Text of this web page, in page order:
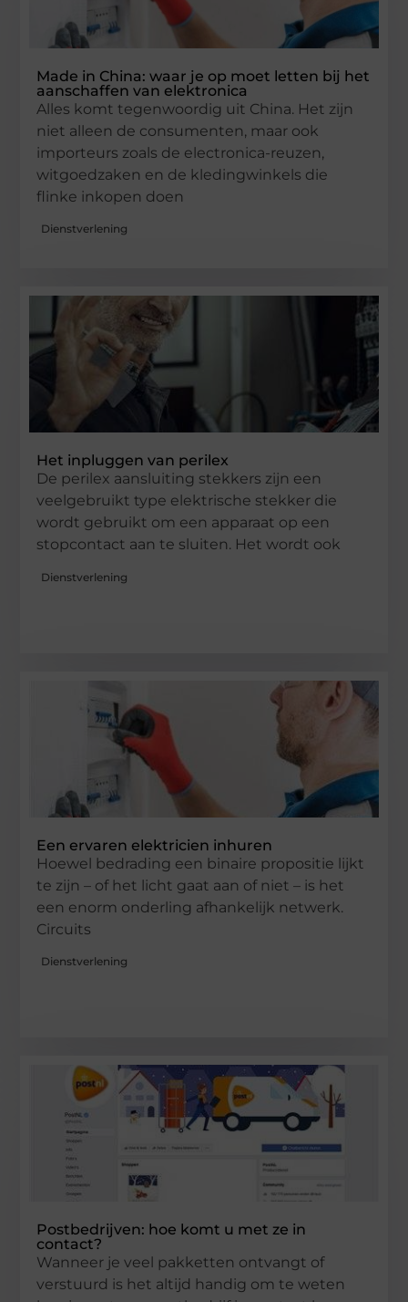
Made in China: waar je op moet letten bij het
aanschaffen van elektronica
Alles komt tegenwoordig uit China. Het zijn
niet alleen de consumenten, maar ook
importeurs zoals de electronica-reuzen,
witgoedzaken en de kledingwinkels die
flinke inkopen doen
Dienstverlening
Het inpluggen van perilex
De perilex aansluiting stekkers zijn een
veelgebruikt type elektrische stekker die
wordt gebruikt om een ​​apparaat op een
stopcontact aan te sluiten. Het wordt ook
Dienstverlening
Een ervaren elektricien inhuren
Hoewel bedrading een binaire propositie lijkt
te zijn – of het licht gaat aan of niet – is het
een enorm onderling afhankelijk netwerk.
Circuits
Dienstverlening
Postbedrijven: hoe komt u met ze in
contact?
Wanneer je veel pakketten ontvangt of
verstuurd is het altijd handig om te weten